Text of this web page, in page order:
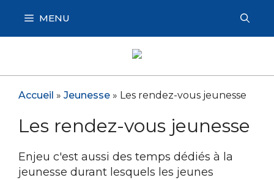
contenu
MENU
Accueil » Jeunesse » Les rendez-vous jeunesse
Les rendez-vous jeunesse
Enjeu c'est aussi des temps dédiés à la
jeunesse durant lesquels les jeunes